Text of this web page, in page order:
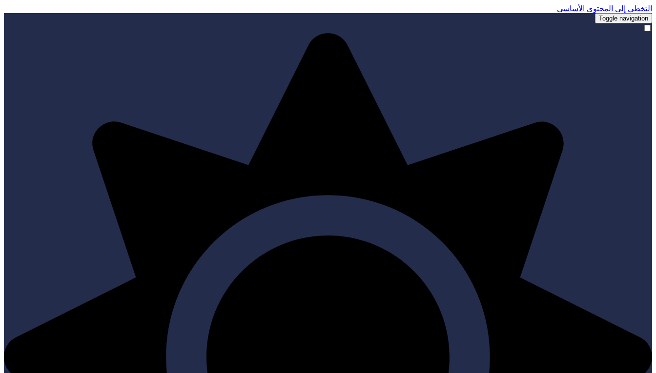
التخطي إلى المحتوى الأساسي
Toggle navigation